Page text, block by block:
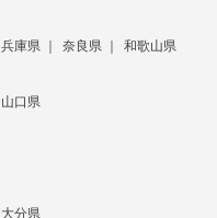
兵庫県 奈良県 和歌山県
山口県
大分県